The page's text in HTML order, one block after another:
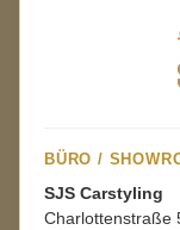
BÜRO /
SJS Carstyling
Charlottenstraße